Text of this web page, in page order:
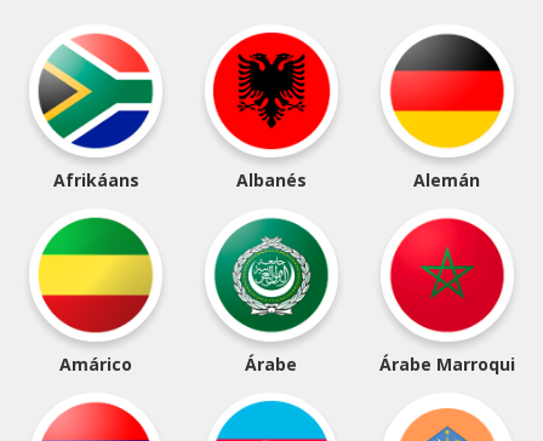
Afrikáans Albanés Alemán
Amárico Árabe Árabe Marroqui